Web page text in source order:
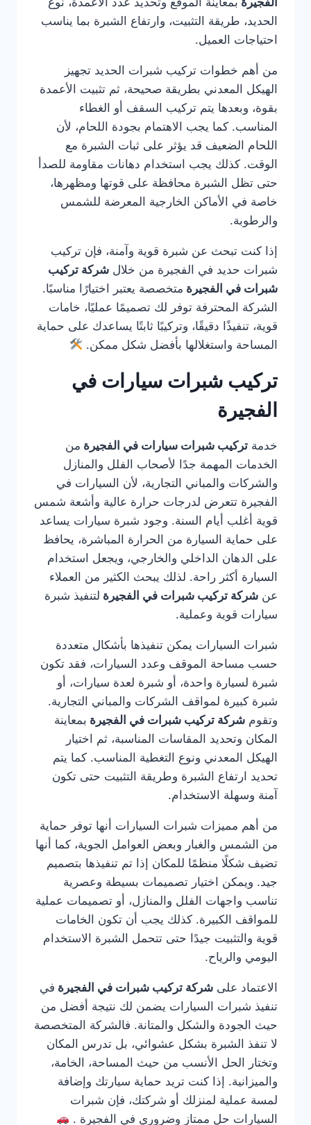
الحديد، طريقة التثبيت، وارتفاع الشبرة بما يناسب
احتياجات العميل.
من أهم خطوات تركيب شبرات الحديد تجهيز
الهيكل المعدني بطريقة صحيحة، ثم تثبيت الأعمدة
بقوة، وبعدها يتم تركيب السقف أو الغطاء
المناسب. كما يجب الاهتمام بجودة اللحام، لأن
اللحام الضعيف قد يؤثر على ثبات الشبرة مع
الوقت. كذلك يجب استخدام دهانات مقاومة للصدأ
حتى تظل الشبرة محافظة على قوتها ومظهرها،
خاصة في الأماكن الخارجية المعرضة للشمس
والرطوبة.
إذا كنت تبحث عن شبرة قوية وآمنة، فإن تركيب
شبرات حديد في الفجيرة من خلال شركة تركيب
شبرات في الفجيرة متخصصة يعتبر اختيارًا مناسبًا.
الشركة المحترفة توفر لك تصميمًا عمليًا، خامات
قوية، تنفيذًا دقيقًا، وتركيبًا ثابتًا يساعدك على حماية
المساحة واستغلالها بأفضل شكل ممكن.
تركيب شبرات سيارات في
الفجيرة
خدمة تركيب شبرات سيارات في الفجيرة من
الخدمات المهمة جدًا لأصحاب الفلل والمنازل
والشركات والمباني التجارية، لأن السيارات في
الفجيرة تتعرض لدرجات حرارة عالية وأشعة شمس
قوية أغلب أيام السنة. وجود شبرة سيارات يساعد
على حماية السيارة من الحرارة المباشرة، يحافظ
على الدهان الداخلي والخارجي، ويجعل استخدام
السيارة أكثر راحة. لذلك يبحث الكثير من العملاء
عن شركة تركيب شبرات في الفجيرة لتنفيذ شبرة
سيارات قوية وعملية.
شبرات السيارات يمكن تنفيذها بأشكال متعددة
حسب مساحة الموقف وعدد السيارات، فقد تكون
شبرة لسيارة واحدة، أو شبرة لعدة سيارات، أو
شبرة كبيرة لمواقف الشركات والمباني التجارية.
وتقوم شركة تركيب شبرات في الفجيرة بمعاينة
المكان وتحديد المقاسات المناسبة، ثم اختيار
الهيكل المعدني ونوع التغطية المناسب. كما يتم
تحديد ارتفاع الشبرة وطريقة التثبيت حتى تكون
آمنة وسهلة الاستخدام.
من أهم مميزات شبرات السيارات أنها توفر حماية
من الشمس والغبار وبعض العوامل الجوية، كما أنها
تضيف شكلًا منظمًا للمكان إذا تم تنفيذها بتصميم
جيد. ويمكن اختيار تصميمات بسيطة وعصرية
تناسب واجهات الفلل والمنازل، أو تصميمات عملية
للمواقف الكبيرة. كذلك يجب أن تكون الخامات
قوية والتثبيت جيدًا حتى تتحمل الشبرة الاستخدام
اليومي والرياح.
الاعتماد على شركة تركيب شبرات في الفجيرة في
تنفيذ شبرات السيارات يضمن لك نتيجة أفضل من
حيث الجودة والشكل والمتانة. فالشركة المتخصصة
لا تنفذ الشبرة بشكل عشوائي، بل تدرس المكان
وتختار الحل الأنسب من حيث المساحة، الخامة،
والميزانية. إذا كنت تريد حماية سيارتك وإضافة
لمسة عملية لمنزلك أو شركتك، فإن شبرات
السيارات حل ممتاز وضروري في الفجيرة .